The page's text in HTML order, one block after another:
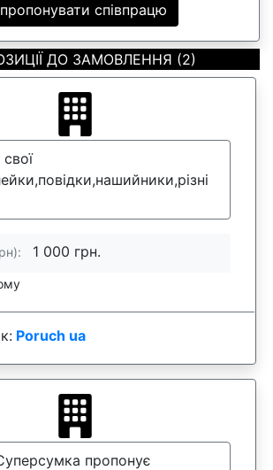
співпрацю
ДО ЗАМОВЛЕННЯ (2)
1 000 грн.
Poruch ua
пропонує